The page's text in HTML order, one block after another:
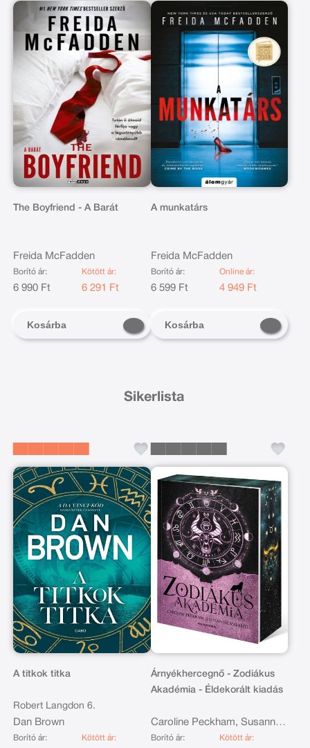
The Boyfriend - A Barát
Freida McFadden
Borító ár:
6 990 Ft
Kötött ár:
6 291 Ft
Kosárba
A munkatárs
Freida McFadden
Borító ár:
6 599 Ft
Online ár:
4 949 Ft
Kosárba
Sikerlista
A titkok titka
Robert Langdon 6.
Dan Brown
Borító ár: Kötött ár:
Árnyékhercegnő - Zodiákus
Akadémia - Éldekorált kiadás
Caroline Peckham, Susanne
Valenti
Borító ár: Kötött ár: